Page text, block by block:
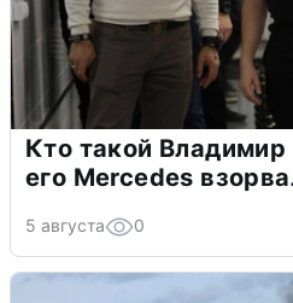
Кто такой
его Mercedes
5 августа 0